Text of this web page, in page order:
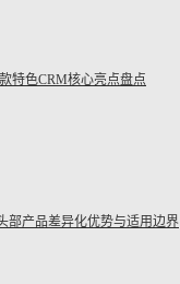
特色CRM核心亮点盘点
部产品差异化优势与适用边界